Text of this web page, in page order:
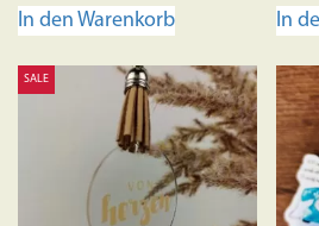
In den Warenkorb In
SALE